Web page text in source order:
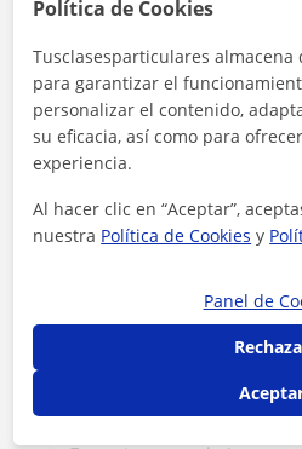
Contacta con
Tarifa
1ª clase gratis
Política de Cookies
Tusclasesparticulares almacena
para garantizar el
personalizar el contenido,
su eficacia, así como para
experiencia.
Al hacer clic en “Aceptar”,
nuestra Política de Cookies y
Panel de